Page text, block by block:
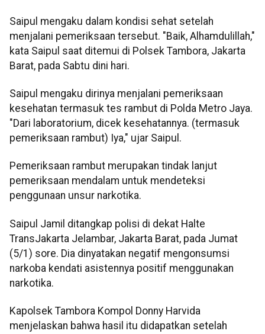
Saipul mengaku dalam kondisi sehat setelah
menjalani pemeriksaan tersebut. "Baik, Alhamdulillah,"
kata Saipul saat ditemui di Polsek Tambora, Jakarta
Barat, pada Sabtu dini hari.
Saipul mengaku dirinya menjalani pemeriksaan
kesehatan termasuk tes rambut di Polda Metro Jaya.
"Dari laboratorium, dicek kesehatannya. (termasuk
pemeriksaan rambut) Iya," ujar Saipul.
Pemeriksaan rambut merupakan tindak lanjut
pemeriksaan mendalam untuk mendeteksi
penggunaan unsur narkotika.
Saipul Jamil ditangkap polisi di dekat Halte
TransJakarta Jelambar, Jakarta Barat, pada Jumat
(5/1) sore. Dia dinyatakan negatif mengonsumsi
narkoba kendati asistennya positif menggunakan
narkotika.
Kapolsek Tambora Kompol Donny Harvida
menjelaskan bahwa hasil itu didapatkan setelah